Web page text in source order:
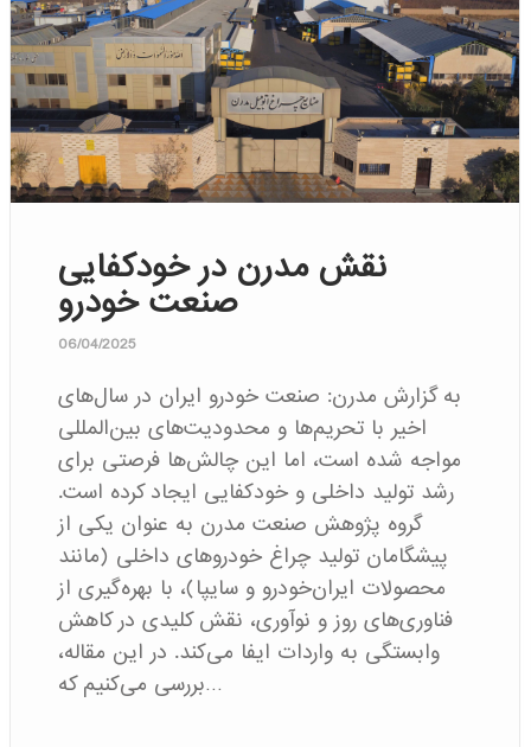
نقش مدرن در خودکفایی
صنعت خودرو
06/04/2025
به گزارش مدرن: صنعت خودرو ایران در سال‌های
اخیر با تحریم‌ها و محدودیت‌های بین‌المللی
مواجه شده است، اما این چالش‌ها فرصتی برای
رشد تولید داخلی و خودکفایی ایجاد کرده است.
گروه پژوهش صنعت مدرن به عنوان یکی از
پیشگامان تولید چراغ خودروهای داخلی (مانند
محصولات ایران‌خودرو و سایپا)، با بهره‌گیری از
فناوری‌های روز و نوآوری، نقش کلیدی در کاهش
وابستگی به واردات ایفا می‌کند. در این مقاله،
بررسی می‌کنیم که…